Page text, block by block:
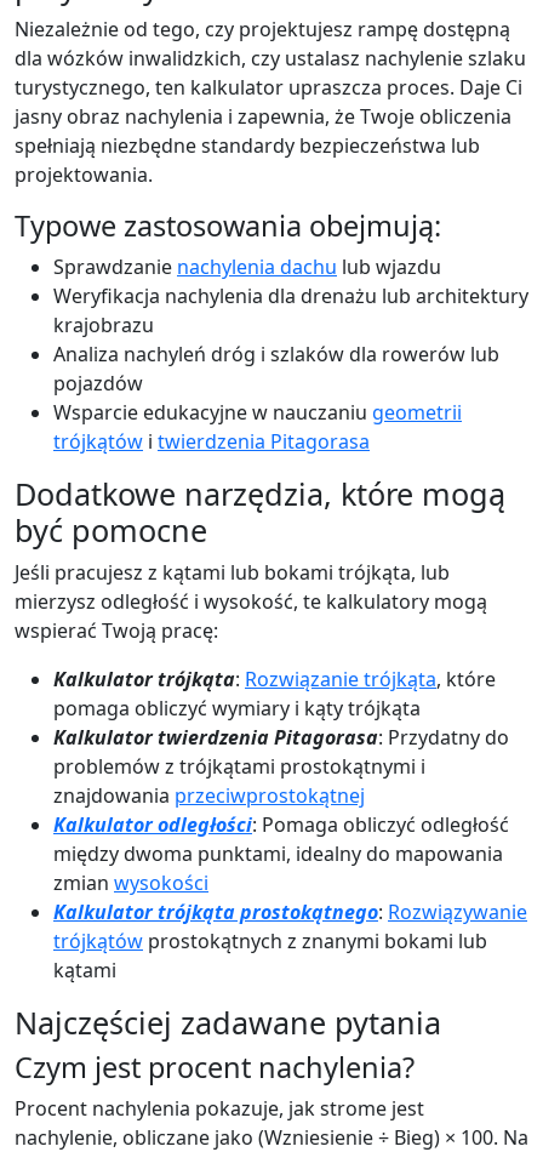
Niezależnie od tego, czy projektujesz rampę dostępną
dla wózków inwalidzkich, czy ustalasz nachylenie szlaku
turystycznego, ten kalkulator upraszcza proces. Daje Ci
jasny obraz nachylenia i zapewnia, że Twoje obliczenia
spełniają niezbędne standardy bezpieczeństwa lub
projektowania.
Typowe zastosowania obejmują:
Sprawdzanie nachylenia dachu lub wjazdu
Weryfikacja nachylenia dla drenażu lub architektury
krajobrazu
Analiza nachyleń dróg i szlaków dla rowerów lub
pojazdów
Wsparcie edukacyjne w nauczaniu geometrii
trójkątów i twierdzenia Pitagorasa
Dodatkowe narzędzia, które mogą
być pomocne
Jeśli pracujesz z kątami lub bokami trójkąta, lub
mierzysz odległość i wysokość, te kalkulatory mogą
wspierać Twoją pracę:
Kalkulator trójkąta: Rozwiązanie trójkąta, które
pomaga obliczyć wymiary i kąty trójkąta
Kalkulator twierdzenia Pitagorasa: Przydatny do
problemów z trójkątami prostokątnymi i
znajdowania przeciwprostokątnej
Kalkulator odległości: Pomaga obliczyć odległość
między dwoma punktami, idealny do mapowania
zmian wysokości
Kalkulator trójkąta prostokątnego: Rozwiązywanie
trójkątów prostokątnych z znanymi bokami lub
kątami
Najczęściej zadawane pytania
Czym jest procent nachylenia?
Procent nachylenia pokazuje, jak strome jest
nachylenie, obliczane jako (Wzniesienie ÷ Bieg) × 100. Na